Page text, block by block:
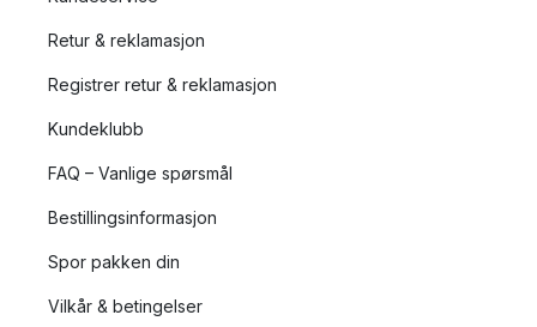
Retur & reklamasjon
Registrer retur & reklamasjon
Kundeklubb
FAQ – Vanlige spørsmål
Bestillingsinformasjon
Spor pakken din
Vilkår & betingelser